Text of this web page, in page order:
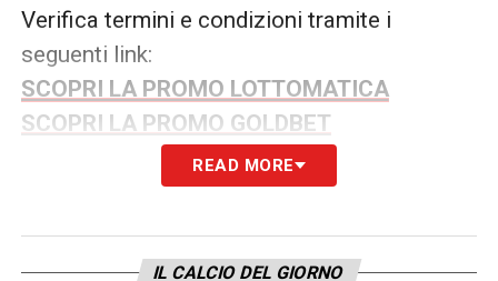
Verifica termini e condizioni tramite i
seguenti link:
SCOPRI LA PROMO LOTTOMATICA
SCOPRI LA PROMO GOLDBET
LA PLAYLIST DELLE NOSTRE TOP NEWS
READ MORE
IL CALCIO DEL GIORNO